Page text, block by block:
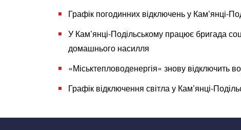
Графік погодинних відключень у Кам’янці-
У Кам’янці-Подільському працює бригада
домашнього насилля
«Міськтепловоденергія» знову відключить
Графік відключення світла у Кам’янці-